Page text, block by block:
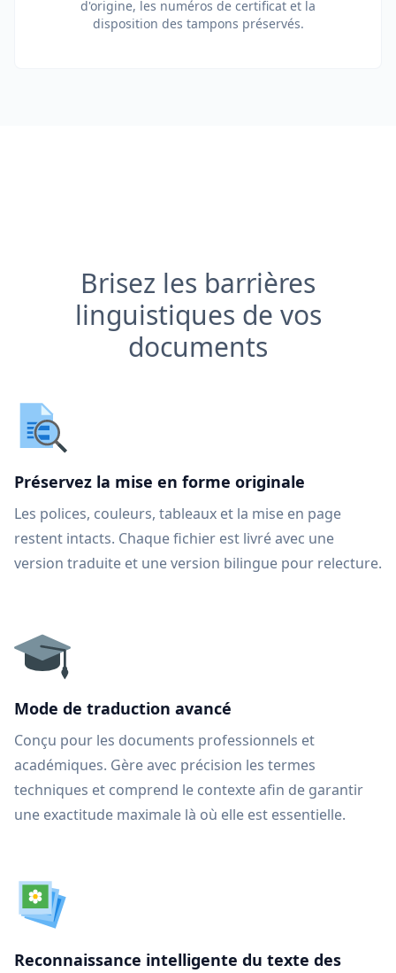
d'origine, les numéros de certificat et la
disposition des tampons préservés.
Brisez les barrières
linguistiques de vos
documents
Préservez la mise en forme originale
Les polices, couleurs, tableaux et la mise en page
restent intacts. Chaque fichier est livré avec une
version traduite et une version bilingue pour relecture.
Mode de traduction avancé
Conçu pour les documents professionnels et
académiques. Gère avec précision les termes
techniques et comprend le contexte afin de garantir
une exactitude maximale là où elle est essentielle.
Reconnaissance intelligente du texte des